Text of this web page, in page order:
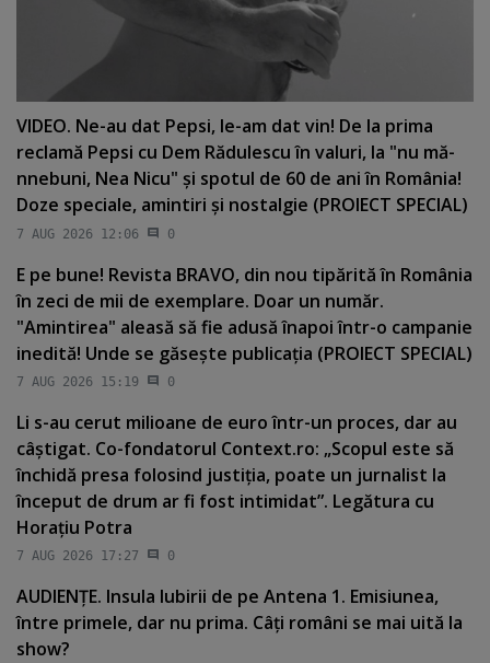
VIDEO. Ne-au dat Pepsi, le-am dat vin! De la prima
reclamă Pepsi cu Dem Rădulescu în valuri, la "nu mă-
nnebuni, Nea Nicu" şi spotul de 60 de ani în România!
Doze speciale, amintiri şi nostalgie (PROIECT SPECIAL)
7 AUG 2026 12:06 0
E pe bune! Revista BRAVO, din nou tipărită în România
în zeci de mii de exemplare. Doar un număr.
"Amintirea" aleasă să fie adusă înapoi într-o campanie
inedită! Unde se găseşte publicaţia (PROIECT SPECIAL)
7 AUG 2026 15:19 0
Li s-au cerut milioane de euro într-un proces, dar au
câştigat. Co-fondatorul Context.ro: „Scopul este să
închidă presa folosind justiţia, poate un jurnalist la
început de drum ar fi fost intimidat”. Legătura cu
Horaţiu Potra
7 AUG 2026 17:27 0
AUDIENŢE. Insula Iubirii de pe Antena 1. Emisiunea,
între primele, dar nu prima. Câţi români se mai uită la
show?